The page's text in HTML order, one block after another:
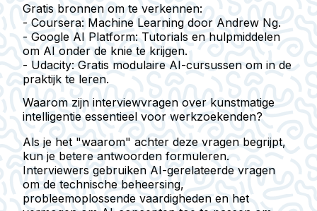
Gratis bronnen om te verkennen:
- Coursera: Machine Learning door Andrew Ng.
- Google AI Platform: Tutorials en hulpmiddelen
om AI onder de knie te krijgen.
- Udacity: Gratis modulaire AI-cursussen om in de
praktijk te leren.
Waarom zijn interviewvragen over kunstmatige
intelligentie essentieel voor werkzoekenden?
Als je het "waarom" achter deze vragen begrijpt,
kun je betere antwoorden formuleren.
Interviewers gebruiken AI-gerelateerde vragen
om de technische beheersing,
probleemoplossende vaardigheden en het